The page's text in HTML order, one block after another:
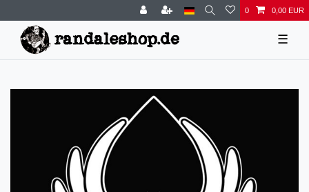
0 0,00 EUR
☰